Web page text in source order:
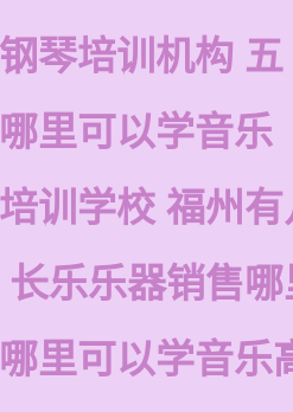
琴培训机构 五
里可以学音乐
训学校 福州
乐乐器销售
里可以学音乐